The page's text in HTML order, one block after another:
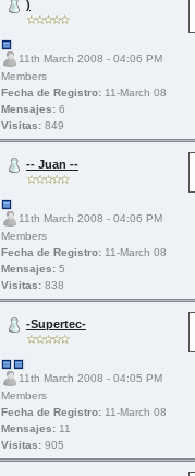
)
11th March 2008 - 04:06 PM
Members
Fecha de Registro: 11-March 08
Mensajes: 6
Visitas: 849
-- Juan --
11th March 2008 - 04:06 PM
Members
Fecha de Registro: 11-March 08
Mensajes: 5
Visitas: 838
-Supertec-
11th March 2008 - 04:05 PM
Members
Fecha de Registro: 11-March 08
Mensajes: 11
Visitas: 905